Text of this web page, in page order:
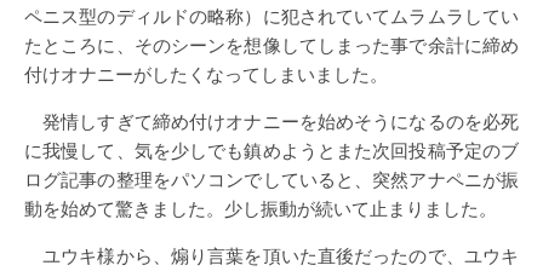
ペニス型のディルドの略称）に犯されていてムラムラしてい
たところに、そのシーンを想像してしまった事で余計に締め
付けオナニーがしたくなってしまいました。
発情しすぎて締め付けオナニーを始めそうになるのを必死
に我慢して、気を少しでも鎮めようとまた次回投稿予定のブ
ログ記事の整理をパソコンでしていると、突然アナペニが振
動を始めて驚きました。少し振動が続いて止まりました。
ユウキ様から、煽り言葉を頂いた直後だったので、ユウキ